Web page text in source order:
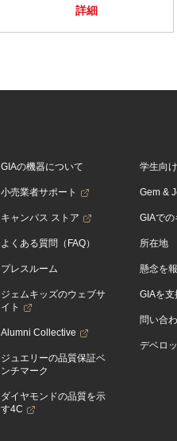
詳細
GIAの機器について
小売業者サポート
キャンパス ストア
よくある質問（FAQ）
プレスルーム
ジェムキッズのウェブサ
イト
Alumni Collective
ジュエリーの品質保証ベ
ンチマーク
ダイヤモンドの品質を示
す4C
学生向
Gem &
GIAでの
所在地
懸念を
GIAを支
問い合
デベロ